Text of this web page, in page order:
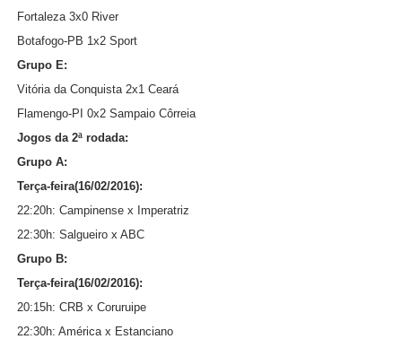
Fortaleza 3x0 River
Botafogo-PB 1x2 Sport
Grupo E:
Vitória da Conquista 2x1 Ceará
Flamengo-PI 0x2 Sampaio Côrreia
Jogos da 2ª rodada:
Grupo A:
Terça-feira(16/02/2016):
22:20h: Campinense x Imperatriz
22:30h: Salgueiro x ABC
Grupo B:
Terça-feira(16/02/2016):
20:15h: CRB x Coruruipe
22:30h: América x Estanciano